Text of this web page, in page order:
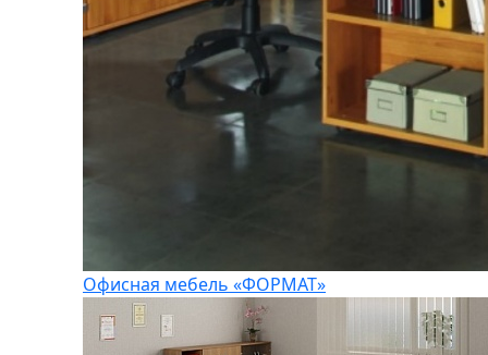
Офисная мебель «ФОРМАТ»